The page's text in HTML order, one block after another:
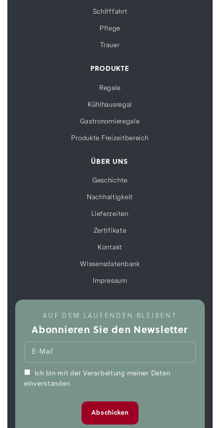
Schifffahrt
Pflege
Trauer
PRODUKTE
Regale
Kühlhausregal
Gastronomieregale
Produkte Freizeitbereich
ÜBER UNS
Geschichte
Nachhaltigkeit
Lieferzeiten
Zertifikate
Kontakt
Wissensdatenbank
Impressum
AUF DEM LAUFENDEN BLEIBEN?
Abonnieren Sie den Newsletter
Ich bin mit der Verarbeitung meiner Daten
einverstanden